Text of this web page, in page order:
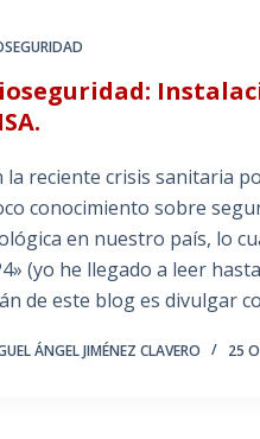
la reciente crisis sanitaria
conocimiento sobre
en nuestro país, lo
(yo he llegado a leer
de este blog es divulgar
ÁNGEL JIMÉNEZ CLAVERO 25